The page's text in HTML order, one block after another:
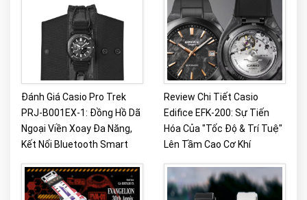
Đánh Giá Casio Pro Trek
PRJ-B001EX-1: Đồng Hồ Dã
Ngoại Viền Xoay Đa Năng,
Kết Nối Bluetooth Smart
Review Chi Tiết Casio
Edifice EFK-200: Sự Tiến
Hóa Của "Tốc Độ & Trí Tuệ"
Lên Tầm Cao Cơ Khí